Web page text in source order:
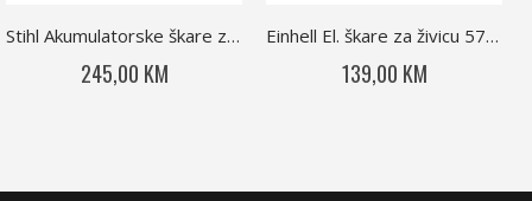
Stihl Akumulatorske škare za živicu HSA 25
245,00 KM
Einhell El. škare za živicu 570W GC-EH 5747
139,00 KM